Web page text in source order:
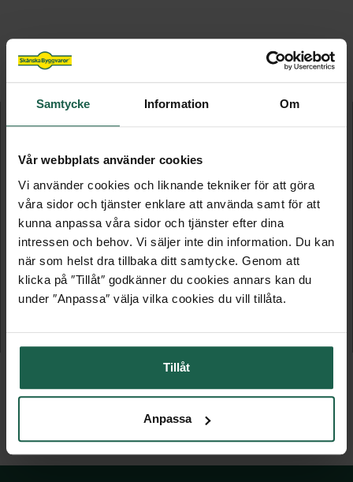
Samtycke Information Om
Vår webbplats använder cookies
Vi använder cookies och liknande tekniker för att göra
våra sidor och tjänster enklare att använda samt för att
kunna anpassa våra sidor och tjänster efter dina
intressen och behov. Vi säljer inte din information. Du kan
när som helst dra tillbaka ditt samtycke. Genom att
klicka på ″Tillåt″ godkänner du cookies annars kan du
under ″Anpassa″ välja vilka cookies du vill tillåta.
Tillåt
Anpassa
FLER PRODUKTER I DENNA KATEGORI
LJUSDAL 30 M²
Attefallshus
192 242 kr
STORVIK 23 M²
116 336 kr